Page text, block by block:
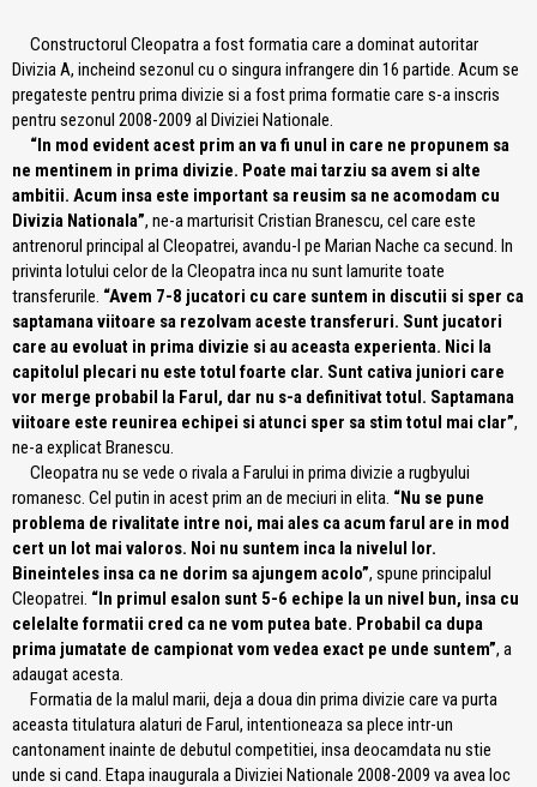
Constructorul Cleopatra a fost formatia care a dominat autoritar
Divizia A, incheind sezonul cu o singura infrangere din 16 partide. Acum se
pregateste pentru prima divizie si a fost prima formatie care s-a inscris
pentru sezonul 2008-2009 al Diviziei Nationale.
“In mod evident acest prim an va fi unul in care ne propunem sa
ne mentinem in prima divizie. Poate mai tarziu sa avem si alte
ambitii. Acum insa este important sa reusim sa ne acomodam cu
Divizia Nationala”, ne-a marturisit Cristian Branescu, cel care este
antrenorul principal al Cleopatrei, avandu-l pe Marian Nache ca secund. In
privinta lotului celor de la Cleopatra inca nu sunt lamurite toate
transferurile. “Avem 7-8 jucatori cu care suntem in discutii si sper ca
saptamana viitoare sa rezolvam aceste transferuri. Sunt jucatori
care au evoluat in prima divizie si au aceasta experienta. Nici la
capitolul plecari nu este totul foarte clar. Sunt cativa juniori care
vor merge probabil la Farul, dar nu s-a definitivat totul. Saptamana
viitoare este reunirea echipei si atunci sper sa stim totul mai clar”,
ne-a explicat Branescu.
Cleopatra nu se vede o rivala a Farului in prima divizie a rugbyului
romanesc. Cel putin in acest prim an de meciuri in elita. “Nu se pune
problema de rivalitate intre noi, mai ales ca acum farul are in mod
cert un lot mai valoros. Noi nu suntem inca la nivelul lor.
Bineinteles insa ca ne dorim sa ajungem acolo”, spune principalul
Cleopatrei. “In primul esalon sunt 5-6 echipe la un nivel bun, insa cu
celelalte formatii cred ca ne vom putea bate. Probabil ca dupa
prima jumatate de campionat vom vedea exact pe unde suntem”, a
adaugat acesta.
Formatia de la malul marii, deja a doua din prima divizie care va purta
aceasta titulatura alaturi de Farul, intentioneaza sa plece intr-un
cantonament inainte de debutul competitiei, insa deocamdata nu stie
unde si cand. Etapa inaugurala a Diviziei Nationale 2008-2009 va avea loc